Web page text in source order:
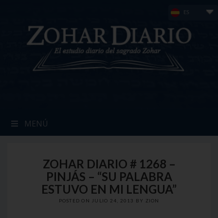
ES
MENÚ
ZOHAR DIARIO # 1268 –
PINJÁS – “SU PALABRA
ESTUVO EN MI LENGUA”
POSTED ON JULIO 24, 2013 BY ZION